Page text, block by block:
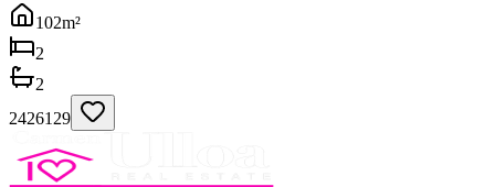
102m²
2
2
2426129